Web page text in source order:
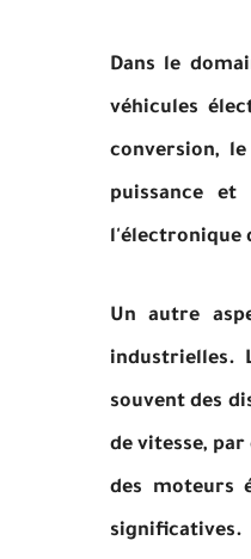
Dans le
véhicules
conversion,
puissance
l'électronique
Un autre
industrielles.
souvent des
de vitesse,
des moteurs
significatives.